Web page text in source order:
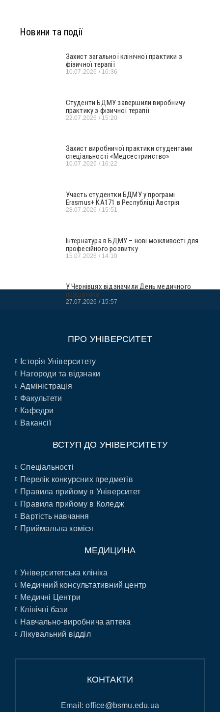
Новини та події
Захист загальної клінічної практики з
фізичної терапії
10.07.2026 16:36
Студенти БДМУ завершили виробничу
практику з фізичної терапії
22.07.2026 15:20
Захист виробничої практики студентами
спеціальності «Медсестринство»
10.07.2026 16:22
Участь студентки БДМУ у програмі
Erasmus+ KA171 в Республіці Австрія
28.07.2026 15:51
Інтернатура в БДМУ – нові можливості для
професійного розвитку
15.07.2026 14:10
У Чернівцях відзначили День медичного
працівника
27.07.2026 15:57
ПРО УНІВЕРСИТЕТ
Історія Університету
Нагороди та відзнаки
Адміністрація
Факультети
Кафедри
Вакансії
ВСТУП ДО УНІВЕРСИТЕТУ
Спеціальності
Перелік конкурсних предметів
Правила прийому в Університет
Правила прийому в Коледж
Вартість навчання
Приймальна коміся
МЕДИЦИНА
Університетська клініка
Медичний консультативний центр
Медичні Центри
Клінічні бази
Навчально-виробнича аптека
Лікувальний відділ
КОНТАКТИ
Email:office@bsmu.edu.ua